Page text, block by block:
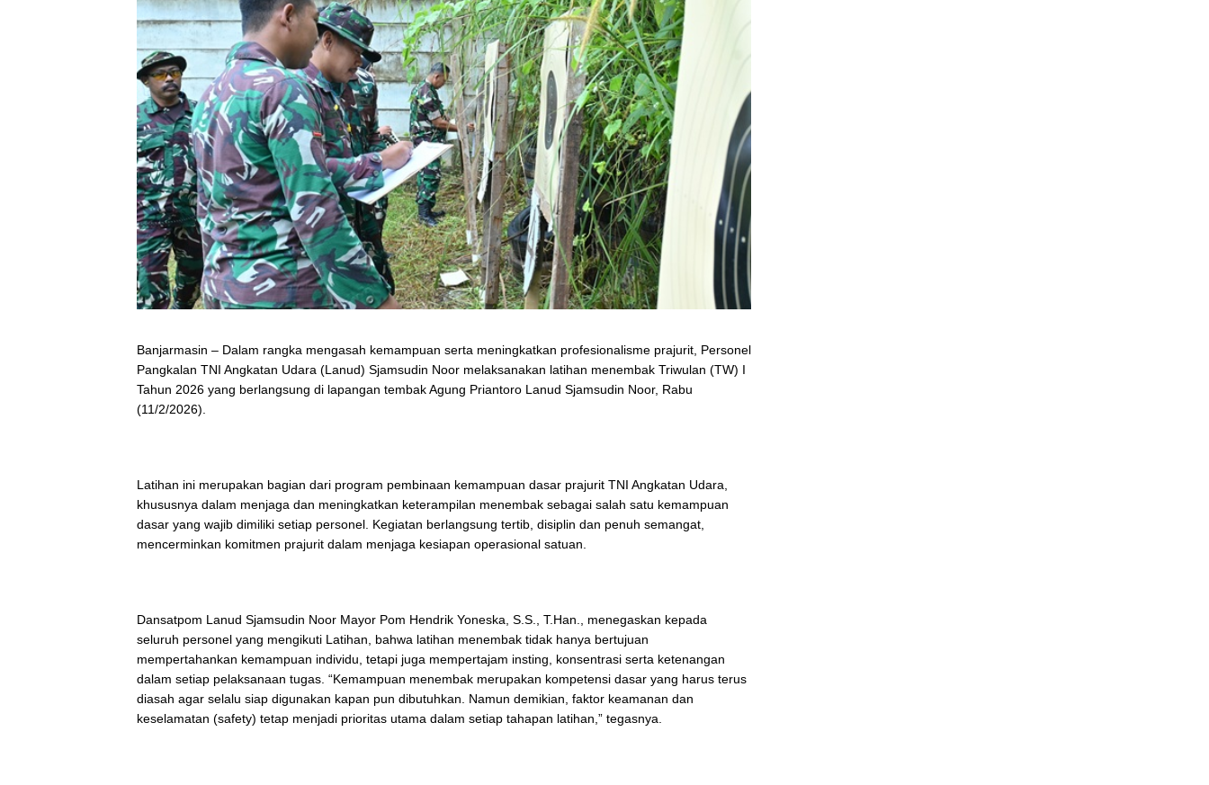
Banjarmasin – Dalam rangka mengasah kemampuan serta meningkatkan profesionalisme prajurit, Personel
Pangkalan TNI Angkatan Udara (Lanud) Sjamsudin Noor melaksanakan latihan menembak Triwulan (TW) I
Tahun 2026 yang berlangsung di lapangan tembak Agung Priantoro Lanud Sjamsudin Noor, Rabu
(11/2/2026).
Latihan ini merupakan bagian dari program pembinaan kemampuan dasar prajurit TNI Angkatan Udara,
khususnya dalam menjaga dan meningkatkan keterampilan menembak sebagai salah satu kemampuan
dasar yang wajib dimiliki setiap personel. Kegiatan berlangsung tertib, disiplin dan penuh semangat,
mencerminkan komitmen prajurit dalam menjaga kesiapan operasional satuan.
Dansatpom Lanud Sjamsudin Noor Mayor Pom Hendrik Yoneska, S.S., T.Han., menegaskan kepada
seluruh personel yang mengikuti Latihan, bahwa latihan menembak tidak hanya bertujuan
mempertahankan kemampuan individu, tetapi juga mempertajam insting, konsentrasi serta ketenangan
dalam setiap pelaksanaan tugas. “Kemampuan menembak merupakan kompetensi dasar yang harus terus
diasah agar selalu siap digunakan kapan pun dibutuhkan. Namun demikian, faktor keamanan dan
keselamatan (safety) tetap menjadi prioritas utama dalam setiap tahapan latihan,” tegasnya.